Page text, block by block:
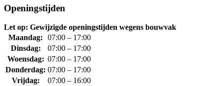
Openingstijden
Let op: Gewijzigde openingstijden wegens bouwvak
Maandag:
07:00 – 17:00
Dinsdag:
07:00 – 17:00
Woensdag: 07:00 – 17:00
Donderdag: 07:00 – 17:00
Vrijdag:
07:00 – 16:00